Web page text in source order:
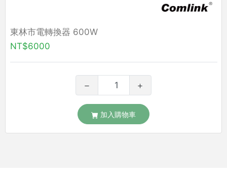
東林市電轉換器 600W
NT$6000
加入購物車